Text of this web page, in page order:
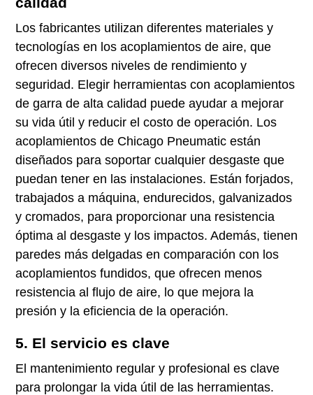
Los fabricantes utilizan diferentes materiales y
tecnologías en los acoplamientos de aire, que
ofrecen diversos niveles de rendimiento y
seguridad. Elegir herramientas con acoplamientos
de garra de alta calidad puede ayudar a mejorar
su vida útil y reducir el costo de operación. Los
acoplamientos de Chicago Pneumatic están
diseñados para soportar cualquier desgaste que
puedan tener en las instalaciones. Están forjados,
trabajados a máquina, endurecidos, galvanizados
y cromados, para proporcionar una resistencia
óptima al desgaste y los impactos. Además, tienen
paredes más delgadas en comparación con los
acoplamientos fundidos, que ofrecen menos
resistencia al flujo de aire, lo que mejora la
presión y la eficiencia de la operación.
5. El servicio es clave
El mantenimiento regular y profesional es clave
para prolongar la vida útil de las herramientas.